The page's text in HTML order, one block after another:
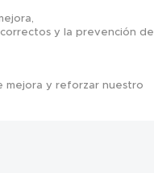
y la prevención de
mejora y reforzar nuestro